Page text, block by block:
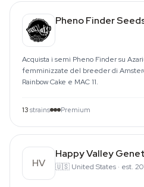
Pheno Finder
Acquista i semi Pheno Finder su
femminizzate del breeder di
Rainbow Cake e MAC 11.
13 strains Premium
HV
Happy Valley
🇺🇸 United States · est.